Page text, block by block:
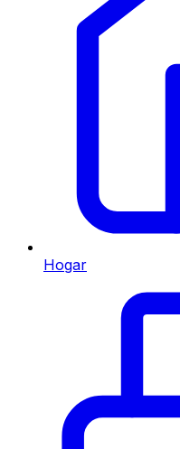
Hogar